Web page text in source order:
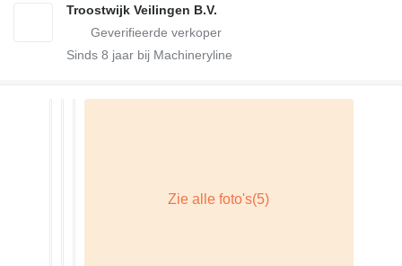
Troostwijk Veilingen B.V.
Sinds 8 jaar bij Machineryline